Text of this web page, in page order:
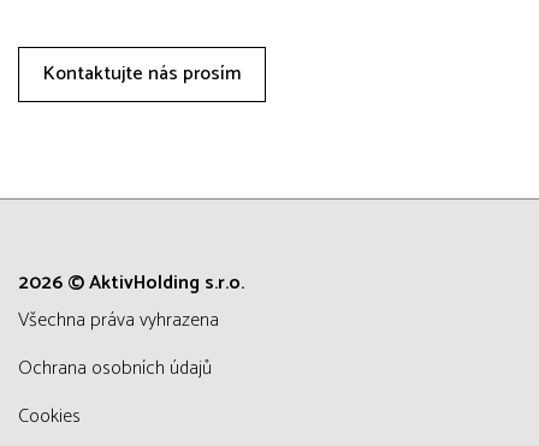
Kontaktujte nás prosím
2026 © AktivHolding s.r.o.
všechna práva vyhrazena
Ochrana osobních údajů
Cookies